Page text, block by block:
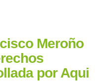
Meroño
por Aqui